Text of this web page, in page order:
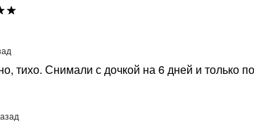
тихо. Снимали с дочкой на 6 дней и только